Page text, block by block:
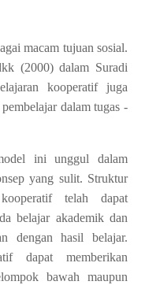
macam tujuan sosial.
(2000) dalam Suradi
kooperatif juga
dalam tugas ‑
ini unggul dalam
yang sulit. Struktur
telah dapat
belajar akademik dan
dengan hasil belajar.
dapat memberikan
bawah maupun